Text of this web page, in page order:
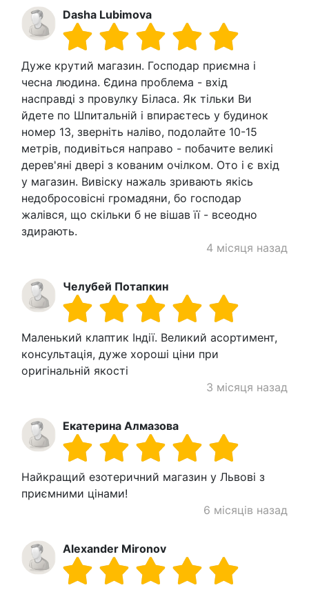
Dasha Lubimova
Дуже крутий магазин. Господар приємна і
чесна людина. Єдина проблема - вхід
насправді з провулку Біласа. Як тільки Ви
йдете по Шпитальній і впираєтесь у будинок
номер 13, зверніть наліво, подолайте 10-15
метрів, подивіться направо - побачите великі
дерев'яні двері з кованим очілком. Ото і є вхід
у магазин. Вивіску нажаль зривають якісь
недобросовісні громадяни, бо господар
жалівся, що скільки б не вішав її - всеодно
здирають.
4 місяця назад
Челубей Потапкин
Маленький клаптик Індії. Великий асортимент,
консультація, дуже хороші ціни при
оригінальній якості
3 місяця назад
Екатерина Алмазова
Найкращий езотеричний магазин у Львові з
приємними цінами!
6 місяців назад
Alexander Mironov